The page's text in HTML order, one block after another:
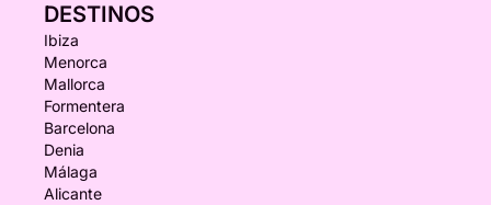
DESTINOS
Ibiza
Menorca
Mallorca
Formentera
Barcelona
Denia
Málaga
Alicante